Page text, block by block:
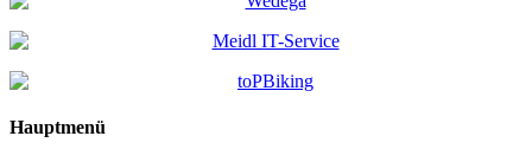
Hauptmenü